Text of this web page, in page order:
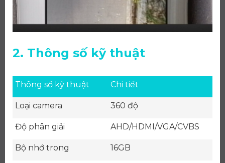
2. Thông số kỹ thuật
Thông số kỹ thuật Chi tiết
Loại camera 360 độ
Độ phân giải AHD/HDMI/VGA/CVBS
Bộ nhớ trong 16GB